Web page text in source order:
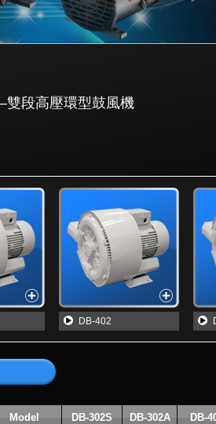
段高壓環型鼓風機
DB-402
Model DB-302S DB-302A DB-